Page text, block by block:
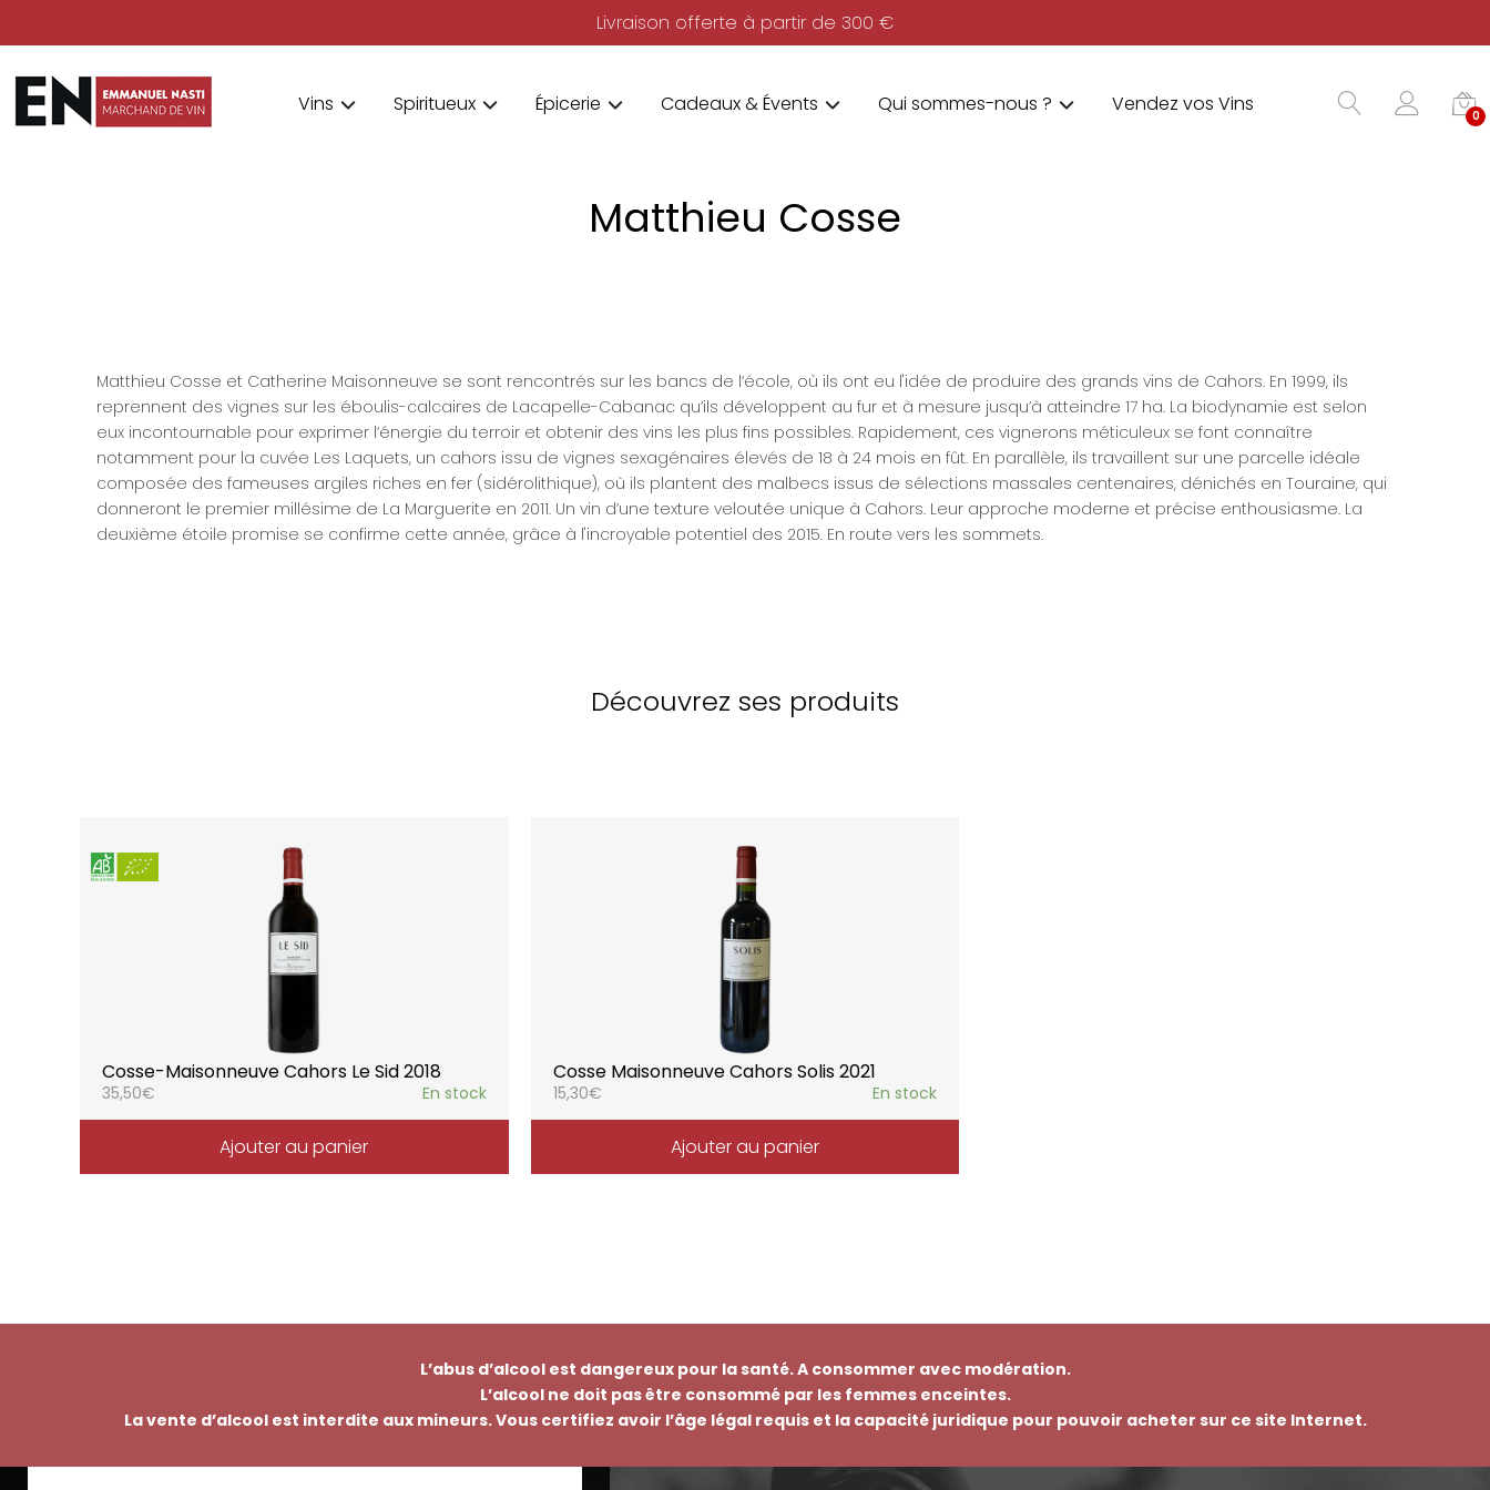
Livraison offerte à partir de 300 €
Vins Spiritueux Épicerie Cadeaux & Évents Qui sommes-nous ? Vendez vos Vins 0
Matthieu Cosse
Matthieu Cosse et Catherine Maisonneuve se sont rencontrés sur les bancs de l’école, où ils ont eu l'idée de produire des grands vins de Cahors. En 1999, ils
reprennent des vignes sur les éboulis-calcaires de Lacapelle-Cabanac qu’ils développent au fur et à mesure jusqu’à atteindre 17 ha. La biodynamie est selon
eux incontournable pour exprimer l’énergie du terroir et obtenir des vins les plus fins possibles. Rapidement, ces vignerons méticuleux se font connaître
notamment pour la cuvée Les Laquets, un cahors issu de vignes sexagénaires élevés de 18 à 24 mois en fût. En parallèle, ils travaillent sur une parcelle idéale
composée des fameuses argiles riches en fer (sidérolithique), où ils plantent des malbecs issus de sélections massales centenaires, dénichés en Touraine, qui
donneront le premier millésime de La Marguerite en 2011. Un vin d’une texture veloutée unique à Cahors. Leur approche moderne et précise enthousiasme. La
deuxième étoile promise se confirme cette année, grâce à l'incroyable potentiel des 2015. En route vers les sommets.
Découvrez ses produits
Cosse-Maisonneuve Cahors Le Sid 2018
35,50€ En stock
Ajouter au panier
Cosse Maisonneuve Cahors Solis 2021
15,30€ En stock
Ajouter au panier
L’abus d’alcool est dangereux pour la santé. A consommer avec modération.
L’alcool ne doit pas être consommé par les femmes enceintes.
La vente d’alcool est interdite aux mineurs. Vous certifiez avoir l’âge légal requis et la capacité juridique pour pouvoir acheter sur ce site Internet.